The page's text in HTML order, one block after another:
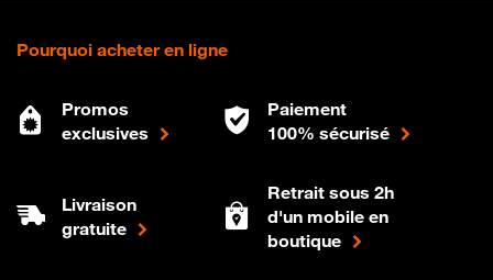
Pourquoi acheter en ligne
Promos
exclusives
Paiement
100% sécurisé
Livraison
gratuite
Retrait sous 2h
d'un mobile en
boutique